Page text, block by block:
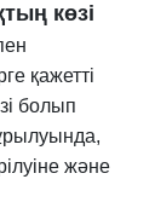
көзі
қажетті
болып
және